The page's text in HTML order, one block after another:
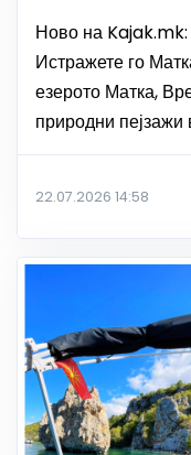
Ново на Kajak.mk:
Истражете го
езерото Матка,
природни пејзажи
22.07.2026 14:58